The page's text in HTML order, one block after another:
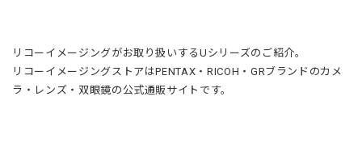
リコーイメージングがお取り扱いするUシリーズのご紹介。
リコーイメージングストアはPENTAX・RICOH・GRブランドのカメ
ラ・レンズ・双眼鏡の公式通販サイトです。